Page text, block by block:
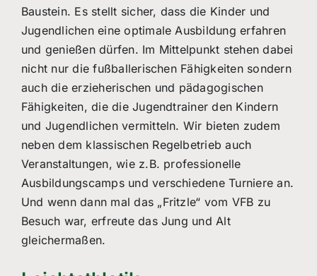
Baustein. Es stellt sicher, dass die Kinder und
Jugendlichen eine optimale Ausbildung erfahren
und genießen dürfen. Im Mittelpunkt stehen dabei
nicht nur die fußballerischen Fähigkeiten sondern
auch die erzieherischen und pädagogischen
Fähigkeiten, die die Jugendtrainer den Kindern
und Jugendlichen vermitteln. Wir bieten zudem
neben dem klassischen Regelbetrieb auch
Veranstaltungen, wie z.B. professionelle
Ausbildungscamps und verschiedene Turniere an.
Und wenn dann mal das „Fritzle“ vom VFB zu
Besuch war, erfreute das Jung und Alt
gleichermaßen.